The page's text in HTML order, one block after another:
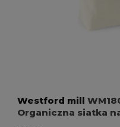
Westford mill
Organiczna siatka